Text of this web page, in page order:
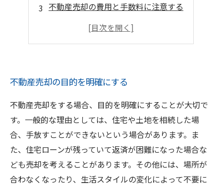
不動産売却の費用と手数料に注意する
契約書や書類の確認を怠らない
不動産売却の目的を明確にする
不動産売却をする場合、目的を明確にすることが大切で
す。一般的な理由としては、住宅や土地を相続した場
合、手放すことができないという場合があります。ま
た、住宅ローンが残っていて返済が困難になった場合な
ども売却を考えることがあります。その他には、場所が
合わなくなったり、生活スタイルの変化によって不要に